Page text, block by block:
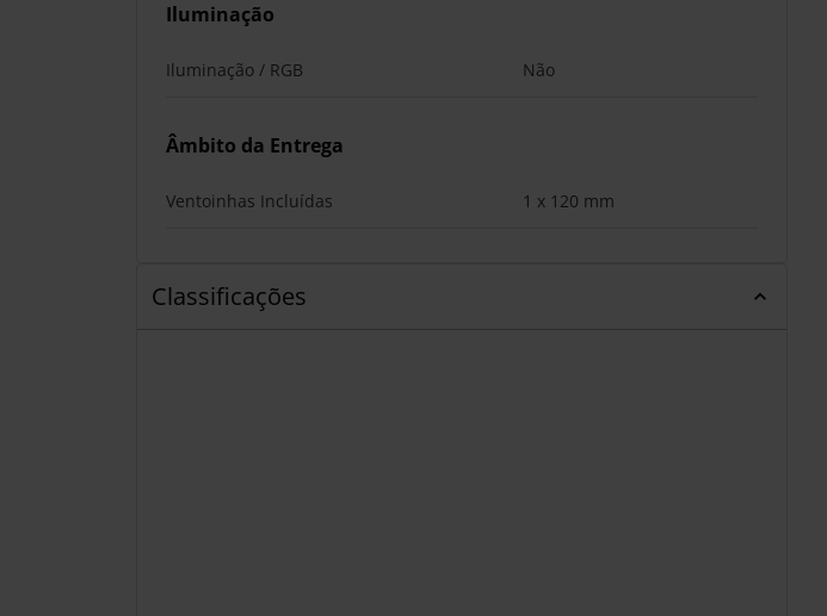
Iluminação
Iluminação / RGB Não
Âmbito da Entrega
Ventoinhas Incluídas 1 x 120 mm
Classificações